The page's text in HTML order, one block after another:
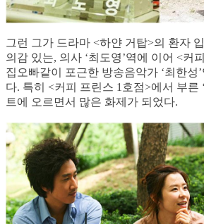
그런 그가 드라마 <하얀 거탑>의 환자
의감 있는, 의사 ‘최도영’역에 이어 <커
집오빠같이 포근한 방송음악가 ‘최한성
다. 특히 <커피 프린스 1호점>에서 부른
트에 오르면서 많은 화제가 되었다.